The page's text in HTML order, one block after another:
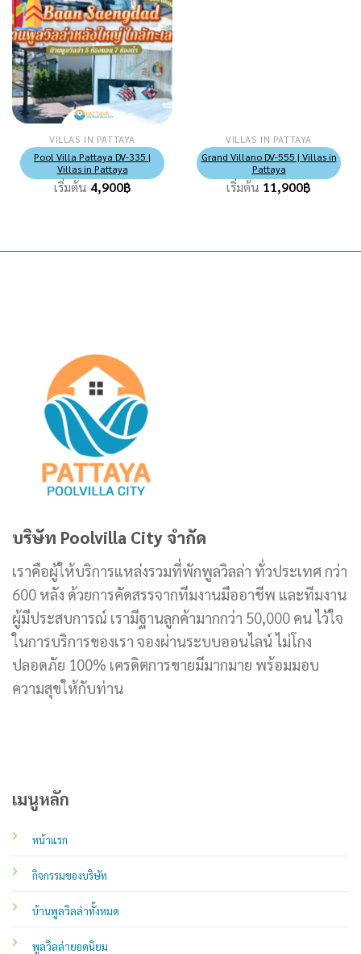
VILLAS IN PATTAYA
Pool Villa Pattaya DV-335 |
Villas in Pattaya
เริ่มต้น 4,900฿
VILLAS IN PATTAYA
Grand Villano DV-555 | Villas in
Pattaya
เริ่มต้น 11,900฿
บริษัท Poolvilla City จำกัด
เราคือผู้ให้บริการแหล่งรวมที่พักพูลวิลล่า ทั่วประเทศ กว่า
600 หลัง ด้วยการคัดสรรจากทีมงานมืออาชีพ และทีมงาน
ผู้มีประสบการณ์ เรามีฐานลูกค้ามากกว่า 50,000 คน ไว้ใจ
ในการบริการของเรา จองผ่านระบบออนไลน์ ไม่โกง
ปลอดภัย 100% เครดิตการขายมีมากมาย พร้อมมอบ
ความสุขให้กับท่าน
เมนูหลัก
หน้าแรก
กิจกรรมของบริษัท
บ้านพูลวิลล่าทั้งหมด
พูลวิลล่ายอดนิยม